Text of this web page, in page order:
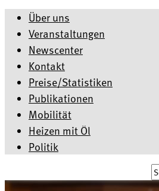
Über uns
Veranstaltungen
Newscenter
Kontakt
Preise/Statistiken
Publikationen
Mobilität
Heizen mit Öl
Politik